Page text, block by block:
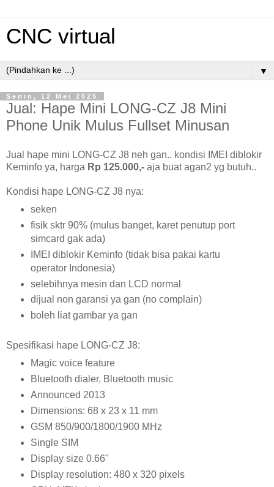
CNC virtual
▼
Senin, 12 Mei 2025
Jual: Hape Mini LONG-CZ J8 Mini
Phone Unik Mulus Fullset Minusan
Jual hape mini LONG-CZ J8 neh gan.. kondisi IMEI diblokir
Keminfo ya, harga Rp 125.000,- aja buat agan2 yg butuh..
Kondisi hape LONG-CZ J8 nya:
seken
fisik sktr 90% (mulus banget, karet penutup port
simcard gak ada)
IMEI diblokir Keminfo (tidak bisa pakai kartu
operator Indonesia)
selebihnya mesin dan LCD normal
dijual non garansi ya gan (no complain)
boleh liat gambar ya gan
Spesifikasi hape LONG-CZ J8:
Magic voice feature
Bluetooth dialer, Bluetooth music
Announced 2013
Dimensions: 68 x 23 x 11 mm
GSM 850/900/1800/1900 MHz
Single SIM
Display size 0.66"
Display resolution: 480 x 320 pixels